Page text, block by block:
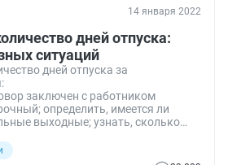
14 января 2022
дней отпуска:
ситуаций
дней отпуска за
заключен с работником
определить, имеется ли
выходные; узнать, сколько